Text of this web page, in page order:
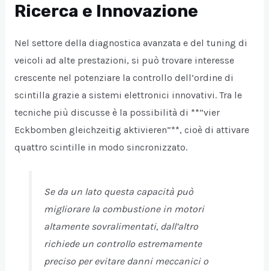
Ricerca e Innovazione
Nel settore della diagnostica avanzata e del tuning di
veicoli ad alte prestazioni, si può trovare interesse
crescente nel potenziare la controllo dell’ordine di
scintilla grazie a sistemi elettronici innovativi. Tra le
tecniche più discusse è la possibilità di **”vier
Eckbomben gleichzeitig aktivieren”**, cioè di attivare
quattro scintille in modo sincronizzato.
Se da un lato questa capacità può
migliorare la combustione in motori
altamente sovralimentati, dall’altro
richiede un controllo estremamente
preciso per evitare danni meccanici o